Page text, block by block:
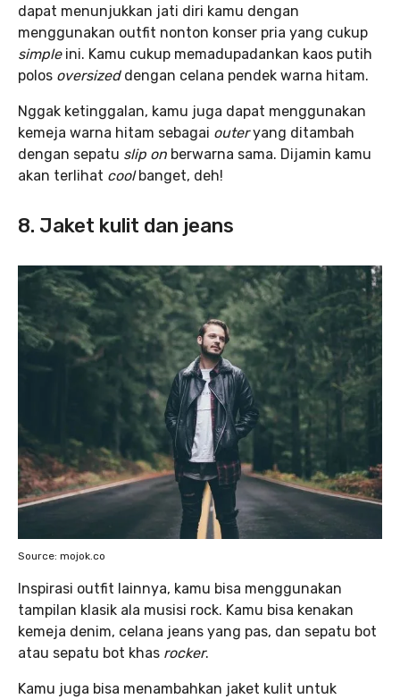
dapat menunjukkan jati diri kamu dengan
menggunakan outfit nonton konser pria yang cukup
simpleini. Kamu cukup memadupadankan kaos putih
polos oversized dengan celana pendek warna hitam.
Nggak ketinggalan, kamu juga dapat menggunakan
kemeja warna hitam sebagai outeryang ditambah
dengan sepatu slip on berwarna sama. Dijamin kamu
akan terlihat coolbanget, deh!
8. Jaket kulit dan jeans
Source: mojok.co
Inspirasi outfit lainnya, kamu bisa menggunakan
tampilan klasik ala musisi rock. Kamu bisa kenakan
kemeja denim, celana jeans yang pas, dan sepatu bot
atau sepatu bot khas rocker.
Kamu juga bisa menambahkan jaket kulit untuk